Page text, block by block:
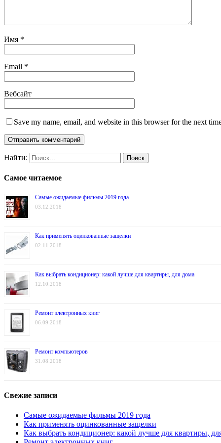
Имя *
Email *
Вебсайт
Save my name, email, and website in this browser for the next
Найти:
Самое читаемое
Самые ожидаемые фильмы 2019 года
03.12.2018
Как применять оцинкованные защелки
02.11.2018
Как выбрать кондиционер: какой лучше для квартиры, для дома
12.10.2018
Ремонт электронных книг
06.09.2018
Ремонт компьютеров
31.08.2018
Свежие записи
Самые ожидаемые фильмы 2019 года
Как применять оцинкованные защелки
Как выбрать кондиционер: какой лучше для квартиры,